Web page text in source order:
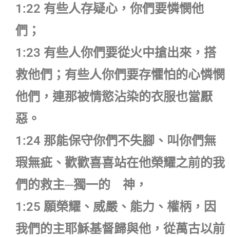
1:22 有些人存疑心，你們要憐憫他
們；
1:23 有些人你們要從火中搶出來，搭
救他們；有些人你們要存懼怕的心憐憫
他們，連那被情慾沾染的衣服也當厭
惡。
1:24 那能保守你們不失腳、叫你們無
瑕無疵、歡歡喜喜站在他榮耀之前的我
們的救主─獨一的 神，
1:25 願榮耀、威嚴、能力、權柄，因
我們的主耶穌基督歸與他，從萬古以前